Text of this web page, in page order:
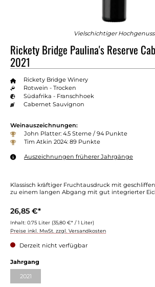
Vielschichtiger
Rickety Bridge Paulina's Reserve
2021
Rickety Bridge Winery
Rotwein - Trocken
Südafrika - Franschhoek
Cabernet Sauvignon
Weinauszeichnungen:
John Platter: 4.5 Sterne / 94 Punkte
Tim Atkin 2024: 89 Punkte
Auszeichnungen früherer Jahrgänge
Klassisch kräftiger Fruchtausdruck mit
zu einem langen Abgang mit gut integrierter
26,85 €*
Inhalt: 0.75 Liter (35,80 €* / 1 Liter)
Preise inkl. MwSt. zzgl. Versandkosten
Derzeit nicht verfügbar
Jahrgang
2021